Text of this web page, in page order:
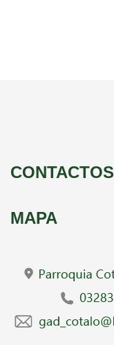
CONTACTOS
MAPA